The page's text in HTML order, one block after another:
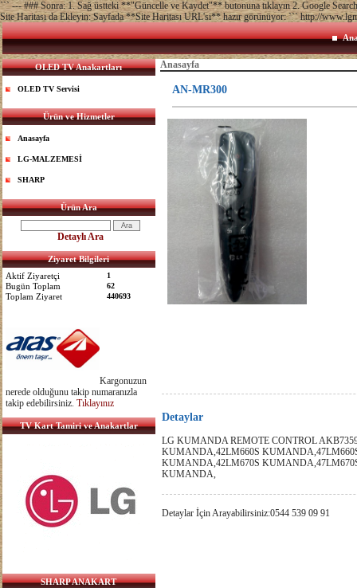
``` --- ### Sonra: 1. Sağ üstteki **"Güncelle ve Kaydet"** butonuna tıklayın 2. Google
Site Haritası da Ekleyin: Sayfada **Site Haritası URL'si** hazır görünüyor: ``` http://
OLED TV Anakartları
OLED TV Servisi
Ürün ve Hizmetler
Anasayfa
LG-MALZEMESİ
SHARP
Ürün Ara
Detaylı Ara
Ziyaret Bilgileri
Aktif Ziyaretçi
1
Bugün Toplam 62
Toplam Ziyaret 440693
Kargonuzun
nerede olduğunu takip numaranızla
takip edebilirsiniz. Tıklayınız
TV Kart Tamiri ve Anakartlar
SHARP ANAKART
Anasayfa
AN-MR300
Detaylar
LG KUMANDA REMOTE CONTROL
KUMANDA,42LM660S
KUMANDA,42LM670S
KUMANDA,
Detaylar İçin Arayabilirsiniz:0544 539 09 91